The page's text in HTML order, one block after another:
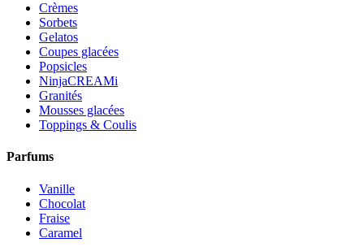
Crèmes
Sorbets
Gelatos
Coupes glacées
Popsicles
NinjaCREAMi
Granités
Mousses glacées
Toppings & Coulis
Parfums
Vanille
Chocolat
Fraise
Caramel